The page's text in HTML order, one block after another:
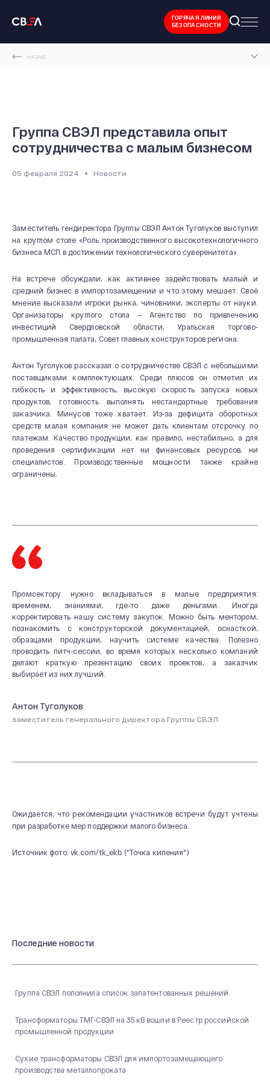
О КОМПАНИИ
Новости и мероприятия
Охрана труда
20 лет СВЭЛ
ГОРЯЧАЯ ЛИНИЯ
БЕЗОПАСНОСТИ
НАЗАД
Группа СВЭЛ представила опыт
сотрудничества с малым бизнесом
05 февраля 2024 Новости
Заместитель гендиректора Группы СВЭЛ Антон Туголуков выступил
на круглом столе «Роль производственного высокотехнологичного
бизнеса МСП в достижении технологического суверенитета».
На встрече обсуждали, как активнее задействовать малый и
средний бизнес в импортозамещении и что этому мешает. Своё
мнение высказали игроки рынка, чиновники, эксперты от науки.
Организаторы круглого стола – Агентство по привлечению
инвестиций Свердловской области, Уральская торгово-
промышленная палата, Совет главных конструкторов региона.
Антон Туголуков рассказал о сотрудничестве СВЭЛ с небольшими
поставщиками комплектующих. Среди плюсов он отметил их
гибкость и эффективность, высокую скорость запуска новых
продуктов, готовность выполнять нестандартные требования
заказчика. Минусов тоже хватает. Из-за дефицита оборотных
средств малая компания не может дать клиентам отсрочку по
платежам. Качество продукции, как правило, нестабильно, а для
проведения сертификации нет ни финансовых ресурсов, ни
специалистов. Производственные мощности также крайне
ограничены.
Промсектору нужно вкладываться в малые предприятия:
временем, знаниями, где-то даже деньгами. Иногда
корректировать нашу систему закупок. Можно быть ментором,
познакомить с конструкторской документацией, оснасткой,
образцами продукции, научить системе качества. Полезно
проводить питч-сессии, во время которых несколько компаний
делают краткую презентацию своих проектов, а заказчик
выбирает из них лучший.
Антон Туголуков
заместитель генерального директора Группы СВЭЛ
Ожидается, что рекомендации участников встречи будут учтены
при разработке мер поддержки малого бизнеса.
Источник фото: vk.com/tk_ekb ("Точка кипения")
Последние новости
Группа СВЭЛ пополнила список запатентованных решений
Трансформаторы ТМГ-СВЭЛ на 35 кВ вошли в Реестр российской
промышленной продукции
Сухие трансформаторы СВЭЛ для импортозамещающего
производства металлопроката